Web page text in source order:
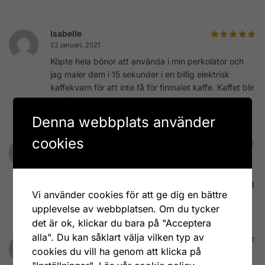
Isabelle
22 januari, 2021
Köpte hela bönor att använda i min perkolator och
jag maler dem i 15 sekunder i en billig elektrisk
kaffekvarn för att inte få för finmalet kaffe. Kaffet blir
verkligen supergott, bland det godaste jag smakat!
Elke
smakar mycket gott
fast det klibbar igen i
kaffemaskinen, behöver rengöras efter varje malning
Mona Svensson
16 november, 2018
Denna webbplats använder
cookies
Vi använder cookies för att ge dig en bättre
upplevelse av webbplatsen. Om du tycker
det är ok, klickar du bara på "Acceptera
alla". Du kan såklart välja vilken typ av
cookies du vill ha genom att klicka på